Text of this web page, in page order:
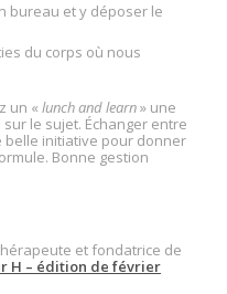
bureau et y déposer le
du corps où nous
un « lunch and learn» une
le sujet. Échanger entre
belle initiative pour donner
Bonne gestion
et fondatrice de
H – édition de février